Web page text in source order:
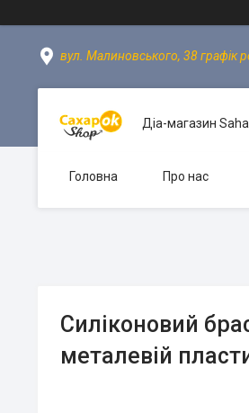
вул. Малиновського, 38 графік
Діа-магазин
Головна Про нас
Силіконовий
металевій